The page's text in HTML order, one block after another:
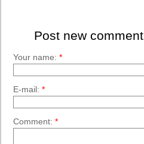
Post new comment
Your name: *
E-mail: *
Comment: *